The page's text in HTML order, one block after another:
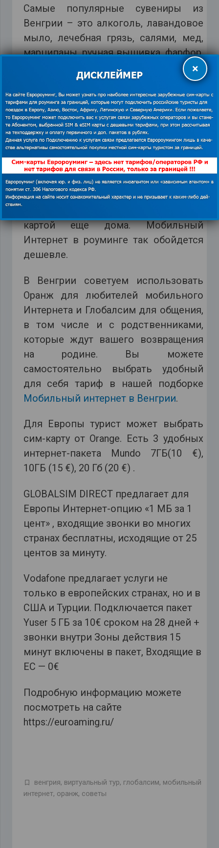
Самые популярные сувениры из
Венгрии – это алкоголь, лавандовое
мыло, лечебная грязь, салями, мед,
марципаны, ручная вышивка, фарфор,
хрусталь, шали, ювелирные
украшения, текстиль для кухни.
В Венгрии, чтобы без труда можно
было прокладывать маршрут и
находить самые любопытные места
для отдыха, пользуйтесь мобильным
Интернетом. Конечно, бесплатно
выйти в сеть удастся далеко не
везде. Вот почему советуем все-таки
картой еще дома. Мобильный
Интернет в роуминге так обойдется
дешевле.
В Венгрии советуем использовать
Оранж для любителей мобильного
Интернета и Глобалсим для общения,
в том числе и с родственниками,
которые ждут вашего возвращения
на родине. Вы можете
самостоятельно выбрать удобный
для себя тариф в нашей подборке
Мобильный интернет в Венгрии.
Для Европы турист может выбрать
сим-карту от Orange. Есть 3 удобных
интернет-пакета Mundo 7ГБ(10 €),
10ГБ (15 €), 20 Гб (20 €) .
GLOBALSIM DIRECT предлагает для
Европы Интернет-опцию «1 МБ за 1
цент» , входящие звонки во многих
странах бесплатны, исходящие от 25
центов за минуту.
Vodafone предлагает услуги не
только в европейских странах, но и в
США и Турции. Подключается пакет
Yuser 5 ГБ за 10€ сроком на 28 дней +
звонки внутри Зоны действия 15
минут включены в пакет, Входящие в
ЕС — 0€
Подробную информацию можете
посмотреть на сайте
https://euroaming.ru/
венгрия, виртуальный тур, глобалсим, мобильный
интернет, оранж, советы
×